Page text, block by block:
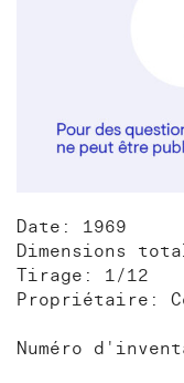
Date: 1969
Dimensions
Tirage: 1/12
Propriétaire:
Numéro